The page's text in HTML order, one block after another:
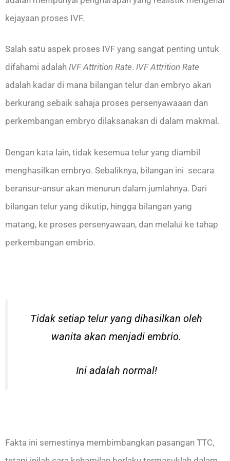
kejayaan proses IVF.
Salah satu aspek proses IVF yang sangat penting untuk
difahami adalah IVF Attrition Rate. IVF Attrition Rate
adalah kadar di mana bilangan telur dan embryo akan
berkurang sebaik sahaja proses persenyawaaan dan
perkembangan embryo dilaksanakan di dalam makmal.
Dengan kata lain, tidak kesemua telur yang diambil
menghasilkan embryo. Sebaliknya, bilangan ini secara
beransur-ansur akan menurun dalam jumlahnya. Dari
bilangan telur yang dikutip, hingga bilangan yang
matang, ke proses persenyawaan, dan melalui ke tahap
perkembangan embrio.
Tidak setiap telur yang dihasilkan oleh
wanita akan menjadi embrio.
Ini adalah normal!
Fakta ini semestinya membimbangkan pasangan TTC,